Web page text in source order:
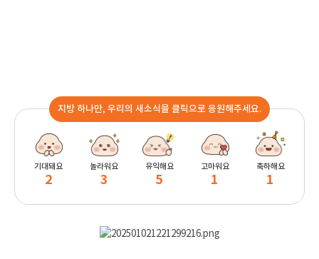
지방 하나만, 우리의 새소식을 클릭으로 응원해주세요.
기대돼요
2
놀라워요
3
유익해요
5
고마워요
1
축하해요
1